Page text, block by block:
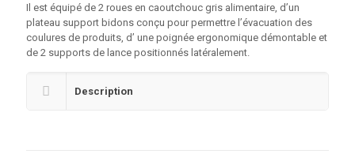
Il est équipé de 2 roues en caoutchouc gris alimentaire, d’un
plateau support bidons conçu pour permettre l’évacuation des
coulures de produits, d’ une poignée ergonomique démontable et
de 2 supports de lance positionnés latéralement.
Description